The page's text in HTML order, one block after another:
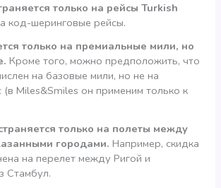
только на рейсы Turkish
код-шеринговые рейсы.
только на премиальные мили, но
Кроме того, можно предположить, что
на базовые мили, но не на
(в Miles&Smiles он применим только к
только на полеты между
городами.Например, скидка
на перелет между Ригой и
Стамбул.